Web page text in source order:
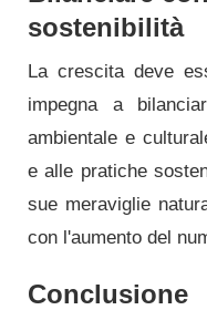
sostenibilità
La crescita deve
impegna a
ambientale e
e alle pratiche
sue meraviglie
con l'aumento del
Conclusione